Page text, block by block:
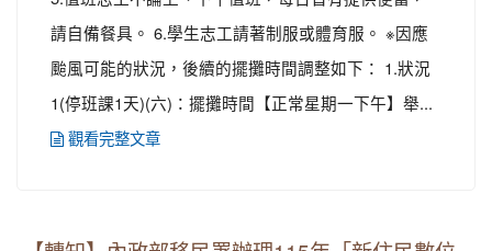
請自備餐具。 6.學生志工請著制服或體育服。 ※因應
颱風可能的狀況，後續的擺攤時間調整如下： 1.狀況
1(停班課1天)(六)：擺攤時間【正常星期一下午】舉...
觀看完整文章